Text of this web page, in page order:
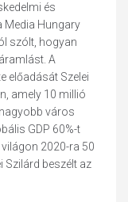
és
Media Hungary
szólt, hogyan
A
előadását Szelei
amely 10 millió
város
GDP 60%-t
2020-ra 50
Szilárd beszélt az